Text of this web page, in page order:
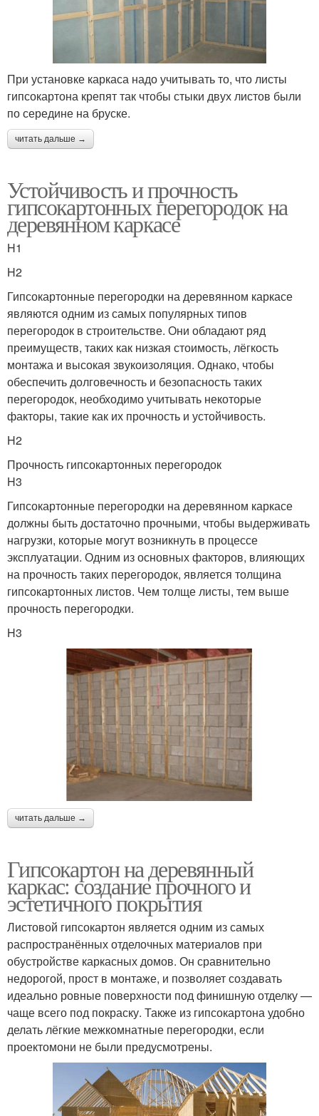
При установке каркаса надо учитывать то, что листы
гипсокартона крепят так чтобы стыки двух листов были
по середине на бруске.
читать дальше →
Устойчивость и прочность
гипсокартонных перегородок на
деревянном каркасе
H1
H2
Гипсокартонные перегородки на деревянном каркасе
являются одним из самых популярных типов
перегородок в строительстве. Они обладают ряд
преимуществ, таких как низкая стоимость, лёгкость
монтажа и высокая звукоизоляция. Однако, чтобы
обеспечить долговечность и безопасность таких
перегородок, необходимо учитывать некоторые
факторы, такие как их прочность и устойчивость.
H2
Прочность гипсокартонных перегородок
H3
Гипсокартонные перегородки на деревянном каркасе
должны быть достаточно прочными, чтобы выдерживать
нагрузки, которые могут возникнуть в процессе
эксплуатации. Одним из основных факторов, влияющих
на прочность таких перегородок, является толщина
гипсокартонных листов. Чем толще листы, тем выше
прочность перегородки.
H3
читать дальше →
Гипсокартон на деревянный
каркас: создание прочного и
эстетичного покрытия
Листовой гипсокартон является одним из самых
распространённых отделочных материалов при
обустройстве каркасных домов. Он сравнительно
недорогой, прост в монтаже, и позволяет создавать
идеально ровные поверхности под финишную отделку —
чаще всего под покраску. Также из гипсокартона удобно
делать лёгкие межкомнатные перегородки, если
проектомони не были предусмотрены.